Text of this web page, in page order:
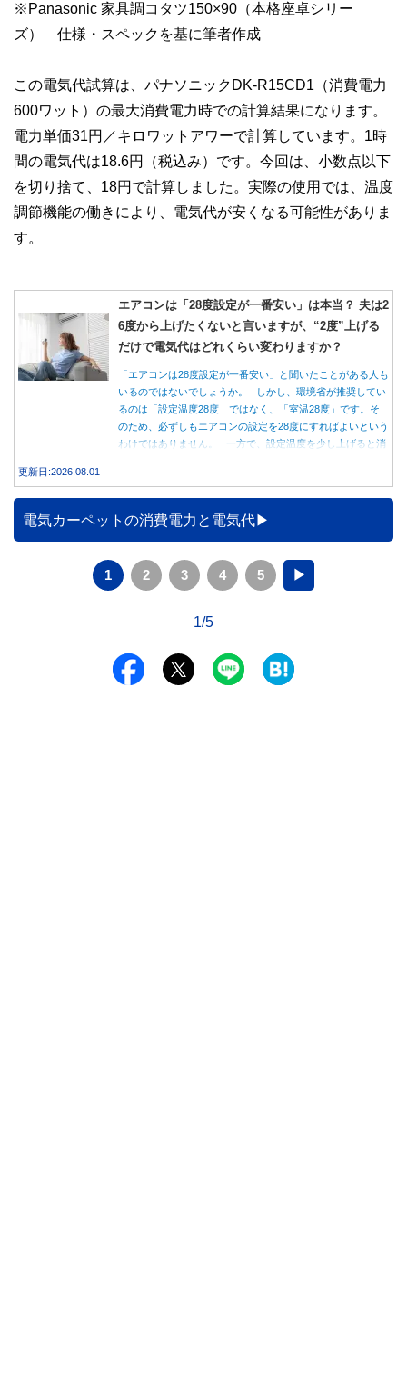
※Panasonic 家具調コタツ150×90（本格座卓シリー
ズ） 仕様・スペックを基に筆者作成
この電気代試算は、パナソニックDK-R15CD1（消費電力
600ワット）の最大消費電力時での計算結果になります。
電力単価31円／キロワットアワーで計算しています。1時
間の電気代は18.6円（税込み）です。今回は、小数点以下
を切り捨て、18円で計算しました。実際の使用では、温度
調節機能の働きにより、電気代が安くなる可能性がありま
す。
エアコンは「28度設定が一番安い」は本当？ 夫は2
6度から上げたくないと言いますが、“2度”上げる
だけで電気代はどれくらい変わりますか？
「エアコンは28度設定が一番安い」と聞いたことがある人も
いるのではないでしょうか。 しかし、環境省が推奨してい
るのは「設定温度28度」ではなく、「室温28度」です。そ
のため、必ずしもエアコンの設定を28度にすればよいという
わけではありません。 一方で、設定温度を少し上げると消
データをもとに、節約効果の目安と快適に過ごすためのポイ
ントを分かりやすく解説します。
更新日:2026.08.01
電気カーペットの消費電力と電気代
1 2 3 4 5 ▶
1/5